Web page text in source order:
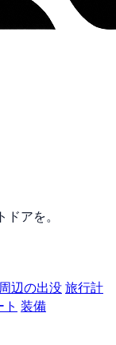
アを。
周辺の出没旅行計
装備